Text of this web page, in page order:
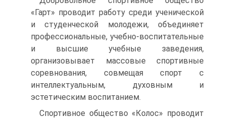
«Гарт» проводит работу среди ученической
и студенческой молодежи, объединяет
профессиональные, учебно-воспитательные
и высшие учебные заведения,
организовывает массовые спортивные
соревнования, совмещая спорт с
интеллектуальным, духовным и
эстетическим воспитанием.
Спортивное общество «Колос» проводит